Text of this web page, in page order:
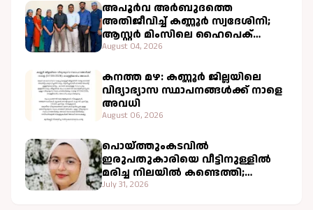
അപൂർവ അർബുദത്തെ
അതിജീവിച്ച് കണ്ണൂർ സ്വദേശിനി;
ആസ്റ്റർ മിംസിലെ ഹൈപെക്
ചികിത്സ വിജയകരം
August 04, 2026
കനത്ത മഴ: കണ്ണൂർ ജില്ലയിലെ
വിദ്യാഭ്യാസ സ്ഥാപനങ്ങൾക്ക് നാളെ
അവധി
August 06, 2026
പൊയ്ത്തുംകടവിൽ
ഇരുപതുകാരിയെ വീട്ടിനുള്ളിൽ
മരിച്ച നിലയിൽ കണ്ടെത്തി;
വളപട്ടണം പോലീസ് അന്വേഷണം
July 31, 2026